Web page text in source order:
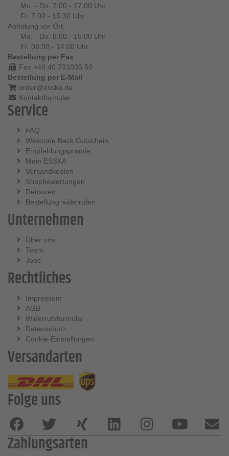
Mo. - Do. 7:00 - 17:00 Uhr
Fr. 7:00 - 15:30 Uhr
Abholung vor Ort:
Mo. - Do. 8:00 - 15:00 Uhr
Fr. 08:00 - 14:00 Uhr
Bestellung per Fax
Fax +49 40 731036 50
Bestellung per E-Mail
order@esska.de
Kontaktformular
Service
FAQ
Welcome Back Gutschein
Empfehlungsprämie
Mein ESSKA
Versandkosten
Shopbewertungen
Retouren
Bestellung widerrufen
Unternehmen
Über uns
Team
Jobs
Rechtliches
Impressum
AGB
Widerrufsformular
Datenschutz
Cookie-Einstellungen
Versandarten
Folge uns
Zahlungsarten